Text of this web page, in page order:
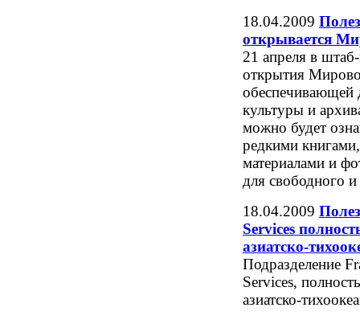
18.04.2009
открывается
21 апреля в
открытия
обеспечивающей
культуры и
можно будет
редкими
материалами и
для свободного и
18.04.2009
Services
азиатско-
Подразделение
Services,
азиатско-